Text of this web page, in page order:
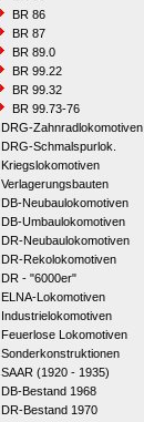
BR 86
BR 87
BR 89.0
BR 99.22
BR 99.32
BR 99.73-76
DRG-Zahnradlokomotiven
DRG-Schmalspurlok.
Kriegslokomotiven
Verlagerungsbauten
DB-Neubaulokomotiven
DB-Umbaulokomotiven
DR-Neubaulokomotiven
DR-Rekolokomotiven
DR - "6000er"
ELNA-Lokomotiven
Industrielokomotiven
Feuerlose Lokomotiven
Sonderkonstruktionen
SAAR (1920 - 1935)
DB-Bestand 1968
DR-Bestand 1970